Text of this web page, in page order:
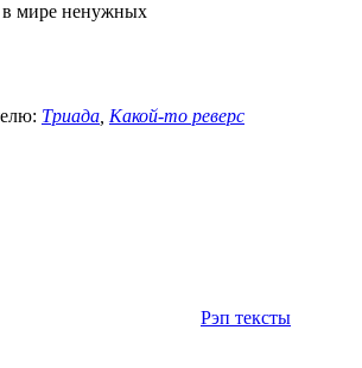
мире ненужных
Триада Какой-то реверс
Рэп тексты